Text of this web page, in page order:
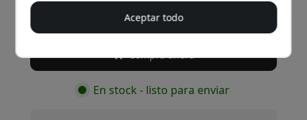
49.99 EUR
En stock - listo para enviar
Aceptar todo